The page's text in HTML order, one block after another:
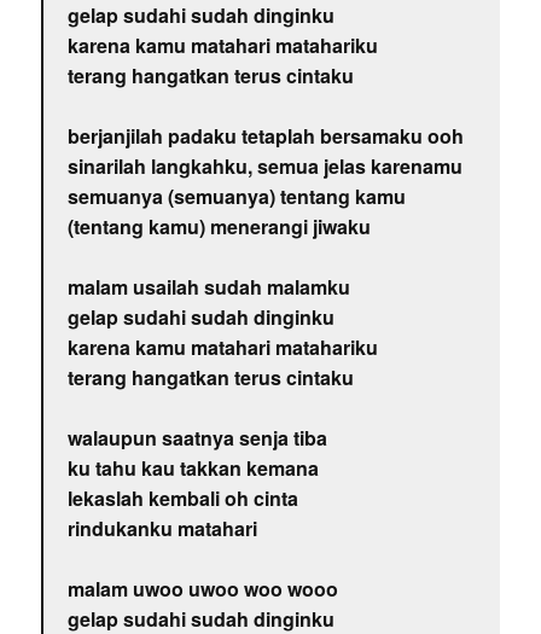
gelap sudahi sudah dinginku
karena kamu matahari matahariku
terang hangatkan terus cintaku
berjanjilah padaku tetaplah bersamaku ooh
sinarilah langkahku, semua jelas karenamu
semuanya (semuanya) tentang kamu
(tentang kamu) menerangi jiwaku
malam usailah sudah malamku
gelap sudahi sudah dinginku
karena kamu matahari matahariku
terang hangatkan terus cintaku
walaupun saatnya senja tiba
ku tahu kau takkan kemana
lekaslah kembali oh cinta
rindukanku matahari
malam uwoo uwoo woo wooo
gelap sudahi sudah dinginku